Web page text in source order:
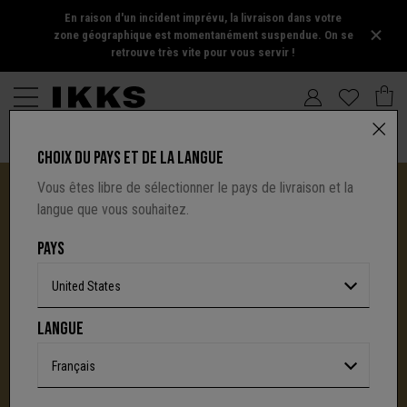
En raison d'un incident imprévu, la livraison dans votre
zone géographique est momentanément suspendue. On se
retrouve très vite pour vous servir !
UNE NOUVELLE PAGE S'ÉCRIT AVEC IKKS
C'est la fin d'une aventure : le site I.Code ferme
définitivement.Mais l'audace, la créativité
CHOIX DU PAYS ET DE LA LANGUE
Vous êtes libre de sélectionner le pays de livraison et la
langue que vous souhaitez.
PAYS
United States
LANGUE
Français